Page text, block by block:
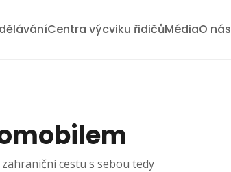
Centra výcviku řidičůMédiaO nás
cestu s sebou tedy